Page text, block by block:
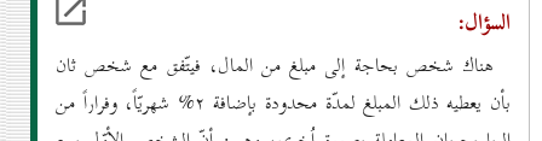
السؤال:
هناك شخص بحاجة إلى مبلغ من المال، فيتّفق مع شخص ثان
بأن يعطيه ذلك المبلغ لمدّة محدودة بإضافة ۲% شهريّاً، وفراراً من